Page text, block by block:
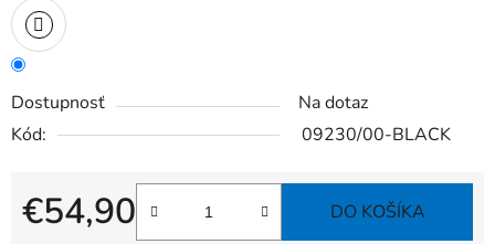
Dostupnosť
Na dotaz
Kód:
09230/00-BLACK
€54,90 DO KOŠÍKA